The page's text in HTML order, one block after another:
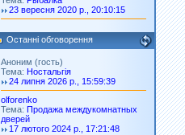
23 вересня 2020 р., 20:10:15
Останні обговорення
Аноним (гость)
Тема: Ностальгія
24 липня 2026 р., 15:59:39
olforenko
Тема: Продажа междукомнатных
дверей
17 лютого 2024 р., 17:21:48